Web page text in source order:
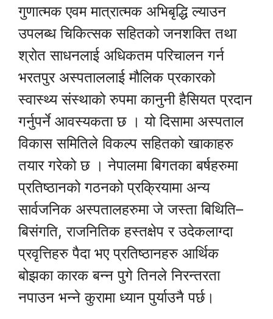
गुणात्मक एवम मात्रात्मक अभिबृद्धि ल्याउन
उपलब्ध चिकित्सक सहितको जनशक्ति तथा
श्रोत साधनलाई अधिकतम परिचालन गर्न
भरतपुर अस्पताललाई मौलिक प्रकारको
स्वास्थ्य संस्थाको रुपमा कानुनी हैसियत प्रदान
गर्नुपर्ने आवस्यकता छ । यो दिसामा अस्पताल
विकास समितिले विकल्प सहितको खाकाहरु
तयार गरेको छ । नेपालमा बिगतका बर्षहरुमा
प्रतिष्ठानको गठनको प्रक्रियामा अन्य
सार्वजनिक अस्पतालहरुमा जे जस्ता बिथिति–
बिसंगति, राजनितिक हस्तक्षेप र उदेकलाग्दा
प्रवृत्तिहरु पैदा भए प्रतिष्ठानहरु आर्थिक
बोझका कारक बन्न पुगे तिनले निरन्तरता
नपाउन भन्ने कुरामा ध्यान पुर्याउनै पर्छ।